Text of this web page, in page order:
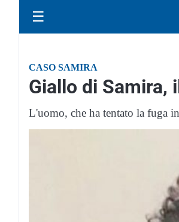
☰
CASO SAMIRA
Giallo di Samira,
L'uomo, che ha tentato la fuga